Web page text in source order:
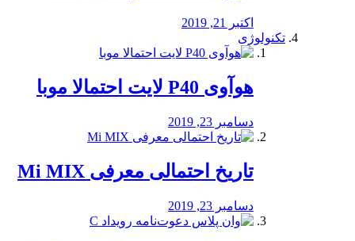
اکتبر 21, 2019
تکنولوژی
هوآوی P40 لایت احتمالا موبا
دسامبر 23, 2019
تاریخ احتمالی معرفی Mi MIX
دسامبر 23, 2019